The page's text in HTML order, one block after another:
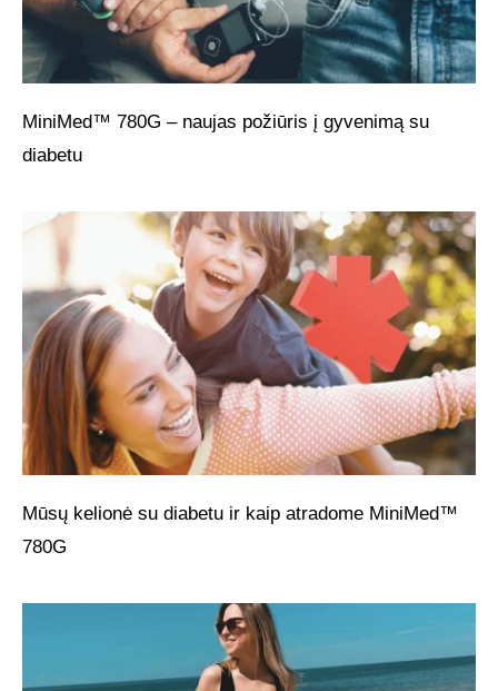
MiniMed™ 780G – naujas požiūris į gyvenimą su
diabetu
Mūsų kelionė su diabetu ir kaip atradome MiniMed™
780G